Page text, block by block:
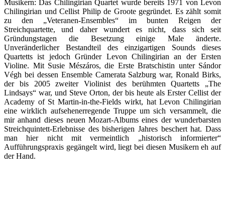
Musikern: Das Chilingirian Quartet wurde bereits 1971 von Levon
Chilingirian und Cellist Philip de Groote gegründet. Es zählt somit
zu den „Veteranen-Ensembles“ im bunten Reigen der
Streichquartette, und daher wundert es nicht, dass sich seit
Gründungstagen die Besetzung einige Male änderte.
Unveränderlicher Bestandteil des einzigartigen Sounds dieses
Quartetts ist jedoch Gründer Levon Chilingirian an der Ersten
Violine. Mit Susie Mészáros, die Erste Bratschistin unter Sándor
Végh bei dessen Ensemble Camerata Salzburg war, Ronald Birks,
der bis 2005 zweiter Violinist des berühmten Quartetts „The
Lindsays“ war, und Steve Orton, der bis heute als Erster Cellist der
Academy of St Martin-in-the-Fields wirkt, hat Levon Chilingirian
eine wirklich aufsehenerregende Truppe um sich versammelt, die
mir anhand dieses neuen Mozart-Albums eines der wunderbarsten
Streichquintett-Erlebnisse des bisherigen Jahres beschert hat. Dass
man hier nicht mit vermeintlich „historisch informierter“
Aufführungspraxis gegängelt wird, liegt bei diesen Musikern eh auf
der Hand.